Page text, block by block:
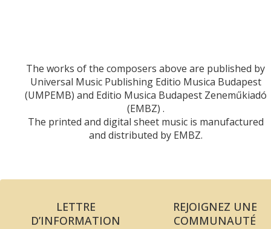
The works of the composers above are published by
Universal Music Publishing Editio Musica Budapest
(UMPEMB) and Editio Musica Budapest Zeneműkiadó
(EMBZ) .
The printed and digital sheet music is manufactured
and distributed by EMBZ.
LETTRE
D’INFORMATION
REJOIGNEZ UNE
COMMUNAUTÉ